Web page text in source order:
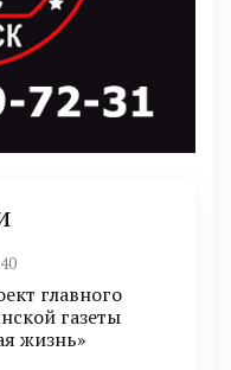
главного
газеты
жизнь»